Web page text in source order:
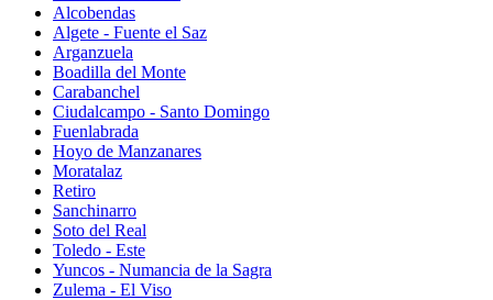
Alcobendas
Algete - Fuente el Saz
Arganzuela
Boadilla del Monte
Carabanchel
Ciudalcampo - Santo Domingo
Fuenlabrada
Hoyo de Manzanares
Moratalaz
Retiro
Sanchinarro
Soto del Real
Toledo - Este
Yuncos - Numancia de la Sagra
Zulema - El Viso